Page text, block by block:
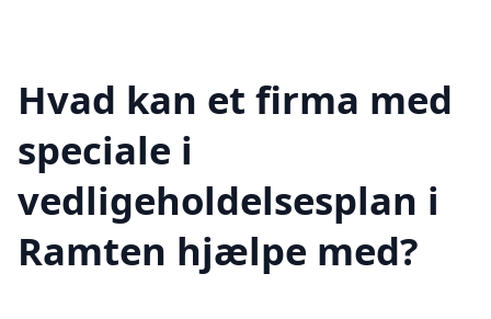
Hvad kan et firma med
speciale i
vedligeholdelsesplan i
Ramten hjælpe med?